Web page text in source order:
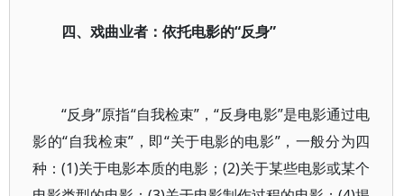
四、戏曲业者：依托电影的“反身”
“反身”原指“自我检束”，“反身电影”是电影通过电
影的“自我检束”，即“关于电影的电影”，一般分为四
种：(1)关于电影本质的电影；(2)关于某些电影或某个